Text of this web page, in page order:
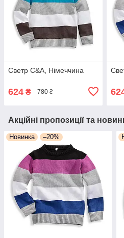
Светр С&А, Німеччина
624 ₴ 780 ₴
Акційні пропозиції та
Новинка –20%